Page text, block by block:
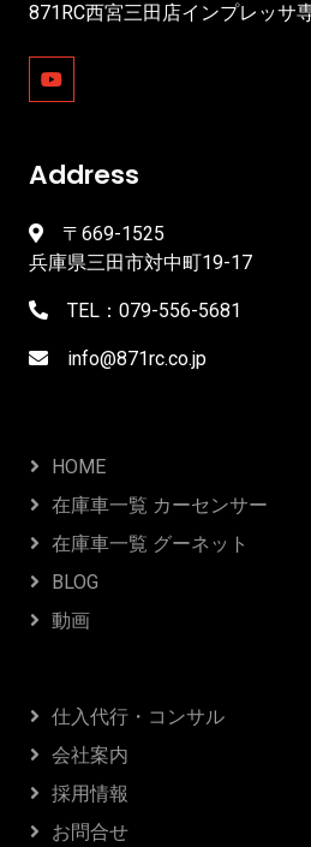
871RC西宮三田店インプレッサ
Address
〒669-1525
兵庫県三田市対中町19-17
TEL：079-556-5681
info@871rc.co.jp
HOME
在庫車一覧 カーセンサー
在庫車一覧 グーネット
BLOG
動画
仕入代行・コンサル
会社案内
採用情報
お問合せ